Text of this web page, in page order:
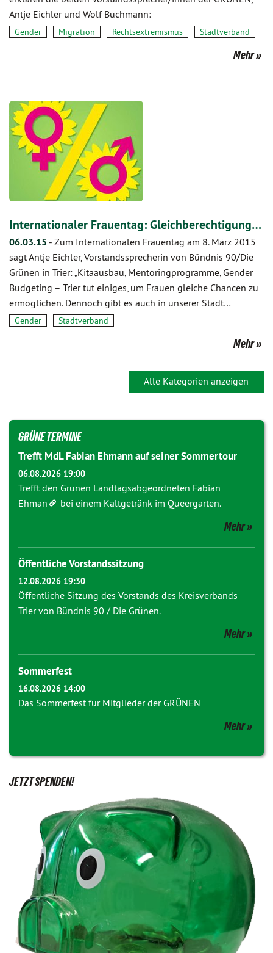
Antje Eichler und Wolf Buchmann:
Gender Migration Rechtsextremismus Stadtverband
Mehr
Internationaler Frauentag: Gleichberechtigung…
06.03.15 - Zum Internationalen Frauentag am 8. März 2015
sagt Antje Eichler, Vorstandssprecherin von Bündnis 90/Die
Grünen in Trier: „Kitaausbau, Mentoringprogramme, Gender
Budgeting – Trier tut einiges, um Frauen gleiche Chancen zu
ermöglichen. Dennoch gibt es auch in unserer Stadt…
Gender Stadtverband
Mehr
Alle Kategorien anzeigen
GRÜNE TERMINE
Trefft MdL Fabian Ehmann auf seiner Sommertour
06.08.2026 19:00
Trefft den Grünen Landtagsabgeordneten Fabian
Ehman
bei einem Kaltgetränk im Queergarten.
Mehr
Öffentliche Vorstandssitzung
12.08.2026 19:30
Öffentliche Sitzung des Vorstands des Kreisverbands
Trier von Bündnis 90 / Die Grünen.
Mehr
Sommerfest
16.08.2026 14:00
Das Sommerfest für Mitglieder der GRÜNEN
Mehr
JETZT SPENDEN!